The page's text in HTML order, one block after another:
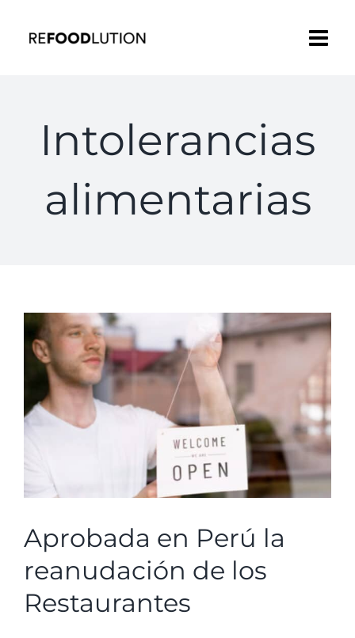
contenido
Intolerancias
alimentarias
Aprobada en Perú la
reanudación de los
Restaurantes